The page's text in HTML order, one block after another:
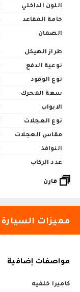
اللون الداخلي
خامة المقاعد
الضمان
طراز الهيكل
نوعية الدفع
نوع الوقود
سعة المحرك
الابواب
نوع العجلات
مقاس العجلات
النوافذ
عدد الركاب
قارن
مميزات السيارة
مواصفات إضافية
كاميرا خلفيه